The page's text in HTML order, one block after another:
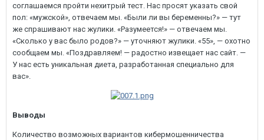
соглашаемся пройти нехитрый тест. Нас просят указать свой
пол: «мужской», отвечаем мы. «Были ли вы беременны?» — тут
же спрашивают нас жулики. «Разумеется!» — отвечаем мы.
«Сколько у вас было родов?» — уточняют жулики. «55», — охотно
сообщаем мы. «Поздравляем! — радостно извещает нас сайт. —
У нас есть уникальная диета, разработанная специально для
вас».
Выводы
Количество возможных вариантов кибермошенничества